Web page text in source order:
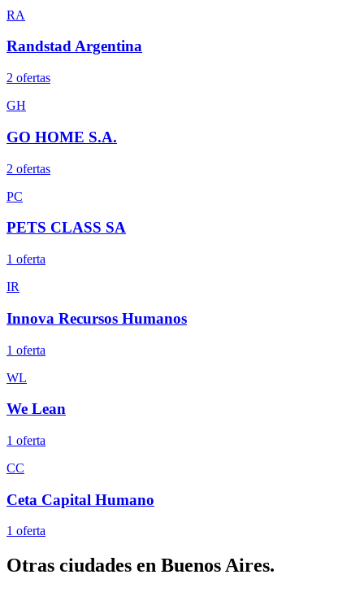
RA
Randstad Argentina
2 ofertas
GH
GO HOME S.A.
2 ofertas
PC
PETS CLASS SA
1 oferta
IR
Innova Recursos Humanos
1 oferta
WL
We Lean
1 oferta
CC
Ceta Capital Humano
1 oferta
Otras ciudades en Buenos Aires.